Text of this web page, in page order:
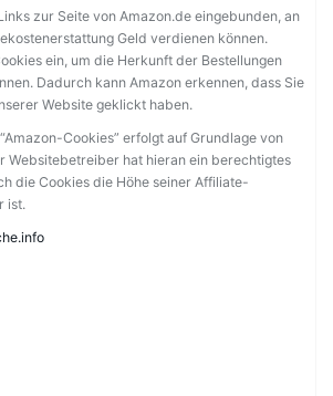
zur Seite von Amazon.de eingebunden, an
Geld verdienen können.
ein, um die Herkunft der Bestellungen
Dadurch kann Amazon erkennen, dass Sie
Website geklickt haben.
Cookies” erfolgt auf Grundlage von
Websitebetreiber hat hieran ein berechtigtes
die Cookies die Höhe seiner Affiliate-
ist.